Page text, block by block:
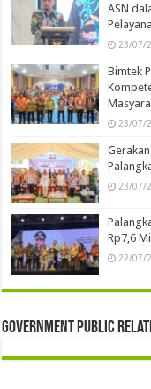
ASN
23/07/
Bimtek
23/07/
23/07/
Rp7,6
22/07/
Government Public